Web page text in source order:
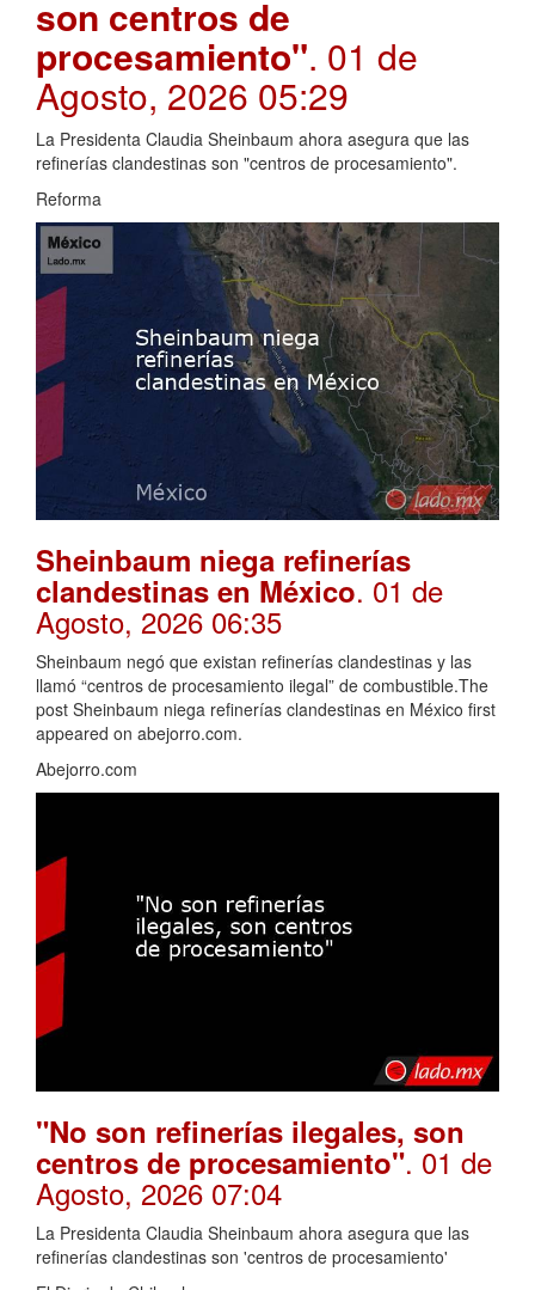
son centros de
procesamiento". 01 de
Agosto, 2026 05:29
La Presidenta Claudia Sheinbaum ahora asegura que las
refinerías clandestinas son "centros de procesamiento".
Reforma
Sheinbaum niega refinerías
clandestinas en México. 01 de
Agosto, 2026 06:35
Sheinbaum negó que existan refinerías clandestinas y las
llamó “centros de procesamiento ilegal” de combustible.The
post Sheinbaum niega refinerías clandestinas en México first
appeared on abejorro.com.
Abejorro.com
"No son refinerías ilegales, son
centros de procesamiento". 01 de
Agosto, 2026 07:04
La Presidenta Claudia Sheinbaum ahora asegura que las
refinerías clandestinas son 'centros de procesamiento'